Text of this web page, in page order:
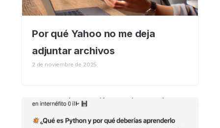
Por qué Yahoo no me deja
adjuntar archivos
2 de noviembre de 2025